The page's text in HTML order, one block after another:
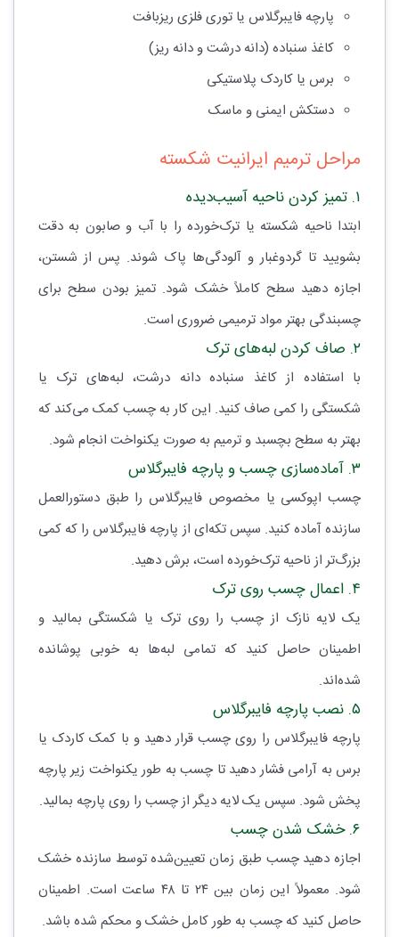
پارچه فایبرگلاس یا توری فلزی ریزبافت
کاغذ سنباده (دانه درشت و دانه ریز)
برس یا کاردک پلاستیکی
دستکش ایمنی و ماسک
مراحل ترمیم ایرانیت شکسته
۱. تمیز کردن ناحیه آسیب‌دیده
ابتدا ناحیه شکسته یا ترک‌خورده را با آب و صابون به دقت
بشویید تا گردوغبار و آلودگی‌ها پاک شوند. پس از شستن،
اجازه دهید سطح کاملاً خشک شود. تمیز بودن سطح برای
چسبندگی بهتر مواد ترمیمی ضروری است.
۲. صاف کردن لبه‌های ترک
با استفاده از کاغذ سنباده دانه درشت، لبه‌های ترک یا
شکستگی را کمی صاف کنید. این کار به چسب کمک می‌کند که
بهتر به سطح بچسبد و ترمیم به صورت یکنواخت انجام شود.
۳. آماده‌سازی چسب و پارچه فایبرگلاس
چسب اپوکسی یا مخصوص فایبرگلاس را طبق دستورالعمل
سازنده آماده کنید. سپس تکه‌ای از پارچه فایبرگلاس را که کمی
بزرگ‌تر از ناحیه ترک‌خورده است، برش دهید.
۴. اعمال چسب روی ترک
یک لایه نازک از چسب را روی ترک یا شکستگی بمالید و
اطمینان حاصل کنید که تمامی لبه‌ها به خوبی پوشانده
شده‌اند.
۵. نصب پارچه فایبرگلاس
پارچه فایبرگلاس را روی چسب قرار دهید و با کمک کاردک یا
برس به آرامی فشار دهید تا چسب به طور یکنواخت زیر پارچه
پخش شود. سپس یک لایه دیگر از چسب را روی پارچه بمالید.
۶. خشک شدن چسب
اجازه دهید چسب طبق زمان تعیین‌شده توسط سازنده خشک
شود. معمولاً این زمان بین ۲۴ تا ۴۸ ساعت است. اطمینان
حاصل کنید که چسب به طور کامل خشک و محکم شده باشد.